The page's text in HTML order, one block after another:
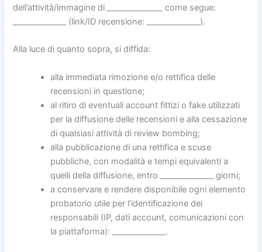
dell’attività/immagine di _____________, come segue:
_____________ (link/ID recensione: _____________).
Alla luce di quanto sopra, si diffida:
alla immediata rimozione e/o rettifica delle
recensioni in questione;
al ritiro di eventuali account fittizi o fake utilizzati
per la diffusione delle recensioni e alla cessazione
di qualsiasi attività di review bombing;
alla pubblicazione di una rettifica e scuse
pubbliche, con modalità e tempi equivalenti a
quelli della diffusione, entro _____________ giorni;
a conservare e rendere disponibile ogni elemento
probatorio utile per l’identificazione dei
responsabili (IP, dati account, comunicazioni con
la piattaforma): _____________.